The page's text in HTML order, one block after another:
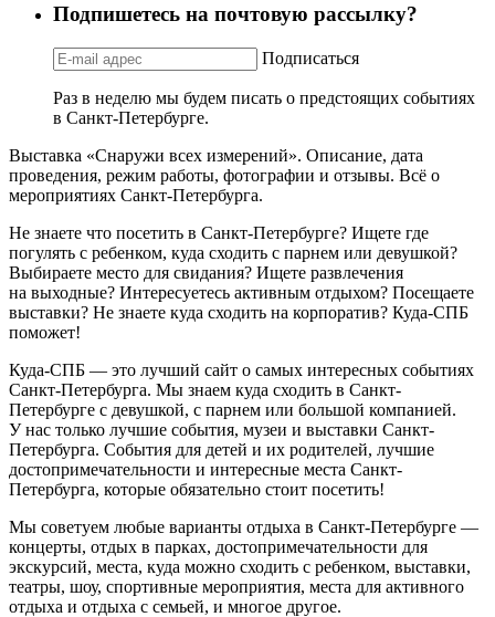
Подпишетесь на почтовую рассылку?
Подписаться
Раз в неделю мы будем писать о предстоящих событиях
в Санкт-Петербурге.
Выставка «Снаружи всех измерений». Описание, дата
проведения, режим работы, фотографии и отзывы. Всё о
мероприятиях Санкт-Петербурга.
Не знаете что посетить в Санкт-Петербурге? Ищете где
погулять с ребенком, куда сходить с парнем или девушкой?
Выбираете место для свидания? Ищете развлечения
на выходные? Интересуетесь активным отдыхом? Посещаете
выставки? Не знаете куда сходить на корпоратив? Куда-СПБ
поможет!
Куда-СПБ — это лучший сайт о самых интересных событиях
Санкт-Петербурга. Мы знаем куда сходить в Санкт-
Петербурге с девушкой, с парнем или большой компанией.
У нас только лучшие события, музеи и выставки Санкт-
Петербурга. События для детей и их родителей, лучшие
достопримечательности и интересные места Санкт-
Петербурга, которые обязательно стоит посетить!
Мы советуем любые варианты отдыха в Санкт-Петербурге —
концерты, отдых в парках, достопримечательности для
экскурсий, места, куда можно сходить с ребенком, выставки,
театры, шоу, спортивные мероприятия, места для активного
отдыха и отдыха с семьей, и многое другое.